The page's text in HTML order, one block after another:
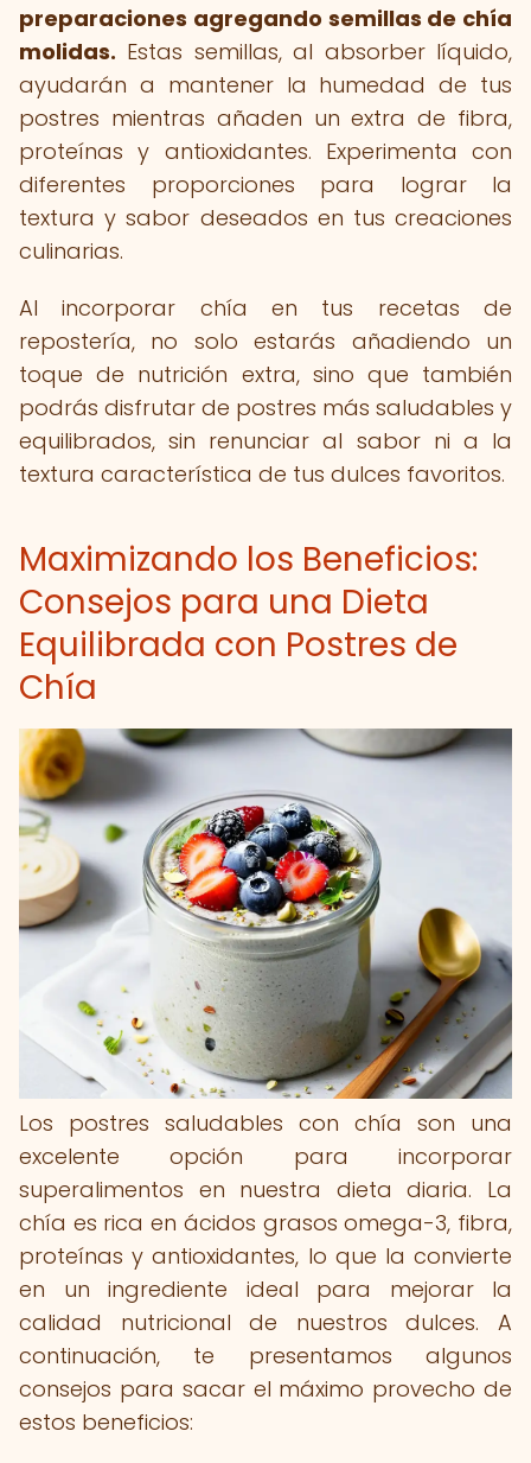
preparaciones agregando semillas de chía
molidas. Estas semillas, al absorber líquido,
ayudarán a mantener la humedad de tus
postres mientras añaden un extra de fibra,
proteínas y antioxidantes. Experimenta con
diferentes proporciones para lograr la
textura y sabor deseados en tus creaciones
culinarias.
Al incorporar chía en tus recetas de
repostería, no solo estarás añadiendo un
toque de nutrición extra, sino que también
podrás disfrutar de postres más saludables y
equilibrados, sin renunciar al sabor ni a la
textura característica de tus dulces favoritos.
Maximizando los Beneficios:
Consejos para una Dieta
Equilibrada con Postres de
Chía
Los postres saludables con chía son una
excelente opción para incorporar
superalimentos en nuestra dieta diaria. La
chía es rica en ácidos grasos omega-3, fibra,
proteínas y antioxidantes, lo que la convierte
en un ingrediente ideal para mejorar la
calidad nutricional de nuestros dulces. A
continuación, te presentamos algunos
consejos para sacar el máximo provecho de
estos beneficios: